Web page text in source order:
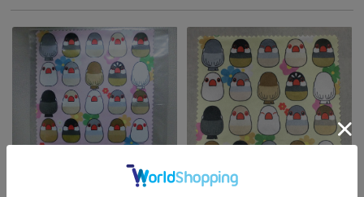
【Feather Tail】めがねふき4桃/